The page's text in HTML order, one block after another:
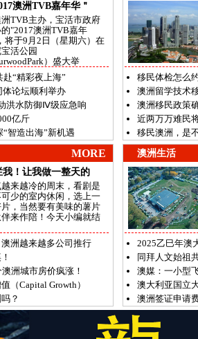
澳洲TVB嘉年华＂
洲TVB主办，宝活市政府
"2017澳洲TVB嘉年
将于9月2日（星期六）在
活公园
）盛大举
“精彩夜上海”
论坛顺利举办
洪水防御Ⅳ级应急响
亿斤
智造出海”新机遇
移民体检怎么
澳洲留学技术
澳洲移民政策
近两万万难民
移民澳洲，是
MORE
我！让我做一整天的
越来越冷的周末，看剧是
可少的室内休闲，选上一
，当然要有美味的薯片
来作陪！今天小编就结
洲越来越多公司推行
洲城市房价疯涨！
（Capital Growth）
？
澳洲生活
2025乙巳年澳
同拜人文始祖
澳媒：一小型
澳大利亚国立
澳洲签证申请